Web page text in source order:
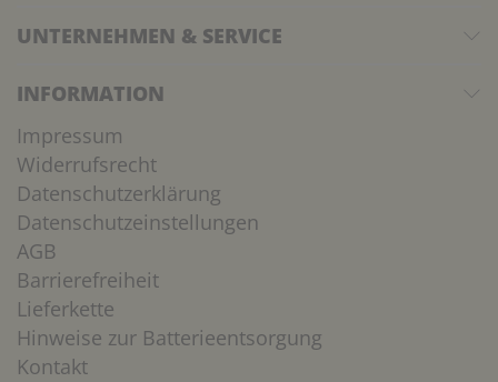
UNTERNEHMEN & SERVICE
INFORMATION
Impressum
Widerrufsrecht
Datenschutzerklärung
Datenschutzeinstellungen
AGB
Barrierefreiheit
Lieferkette
Hinweise zur Batterieentsorgung
Kontakt